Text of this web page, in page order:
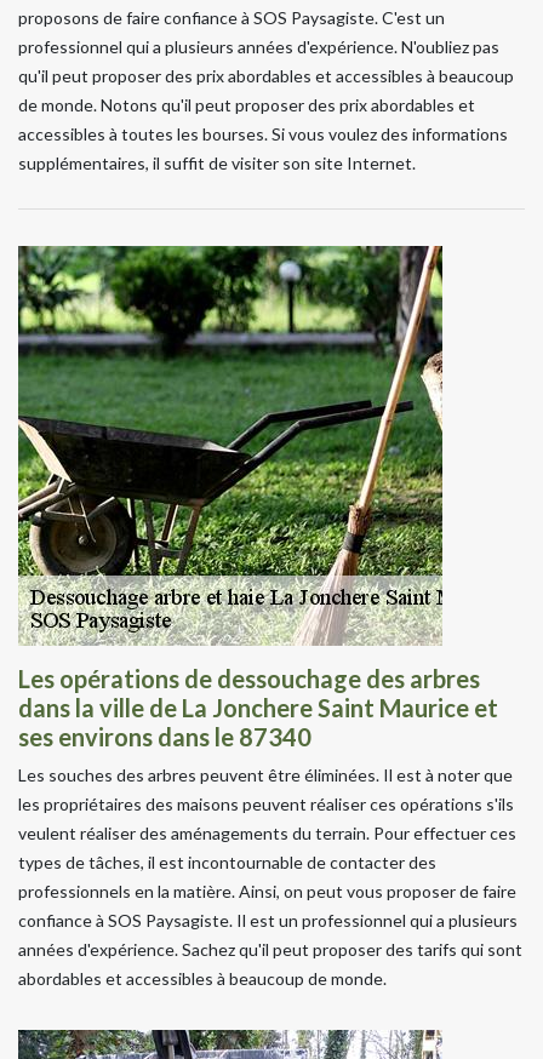
proposons de faire confiance à SOS Paysagiste. C'est un
professionnel qui a plusieurs années d'expérience. N'oubliez pas
qu'il peut proposer des prix abordables et accessibles à beaucoup
de monde. Notons qu'il peut proposer des prix abordables et
accessibles à toutes les bourses. Si vous voulez des informations
supplémentaires, il suffit de visiter son site Internet.
Les opérations de dessouchage des arbres
dans la ville de La Jonchere Saint Maurice et
ses environs dans le 87340
Les souches des arbres peuvent être éliminées. Il est à noter que
les propriétaires des maisons peuvent réaliser ces opérations s'ils
veulent réaliser des aménagements du terrain. Pour effectuer ces
types de tâches, il est incontournable de contacter des
professionnels en la matière. Ainsi, on peut vous proposer de faire
confiance à SOS Paysagiste. Il est un professionnel qui a plusieurs
années d'expérience. Sachez qu'il peut proposer des tarifs qui sont
abordables et accessibles à beaucoup de monde.